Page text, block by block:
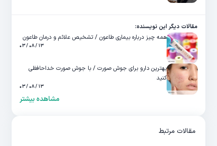
مقالات دیگر این نویسنده:
همه چیز درباره بیماری طاعون / تشخیص علائم و درمان طاعون
۱۳ / ۰۸ / ۰۳
بهترین دارو برای جوش صورت / با جوش صورت خداحافظی
کنید
۱۳ / ۰۸ / ۰۳
مشاهده بیشتر
مقالات مرتبط